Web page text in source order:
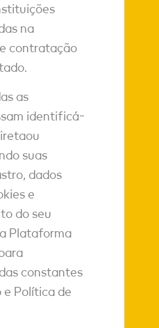
na
contratação
as
identificá-
suas
dados
e
do seu
Plataforma
constantes
e Política de